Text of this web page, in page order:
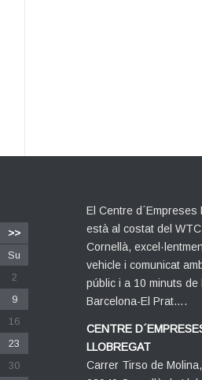
>>
Su
2
9
16
23
30
El Centre d´Empreses
està al costat del
Cornellà,
vehicle i comunicat
públic i a 10 minuts de
Barcelona-El Prat….
CENTRE
LLOBREGAT
Carrer Tirso de